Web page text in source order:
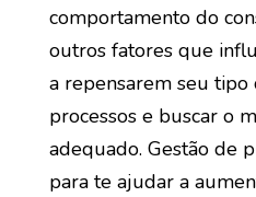
comportamento do
outros fatores que
a repensarem seu tipo
processos e buscar o
adequado. Gestão de
para te ajudar a